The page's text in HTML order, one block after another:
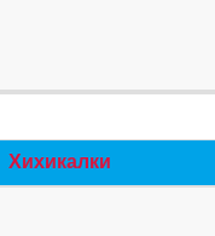
Хихикалки